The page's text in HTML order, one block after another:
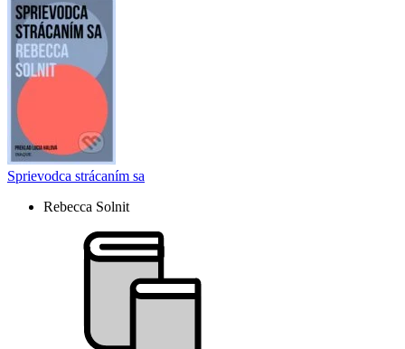
Sprievodca strácaním sa
Rebecca Solnit